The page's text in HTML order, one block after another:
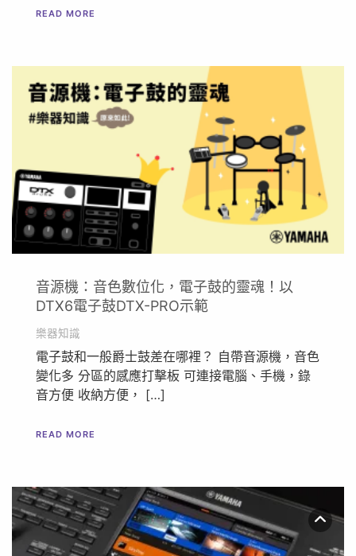
READ MORE
音源機：音色數位化，電子鼓的靈魂！以
DTX6電子鼓DTX-PRO示範
樂器知識
電子鼓和一般爵士鼓差在哪裡？ 自帶音源機，音色
變化多 分區的感應打擊板 可連接電腦、手機，錄
音方便 收納方便， […]
READ MORE